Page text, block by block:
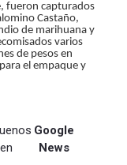
fueron capturados
Castaño,
de marihuana y
varios
de pesos en
el empaque y
en
Google
News